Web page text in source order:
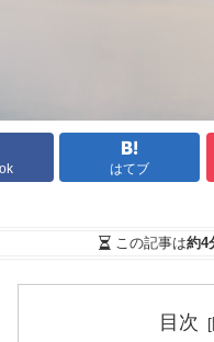
はてブ
この記事は約4
目次